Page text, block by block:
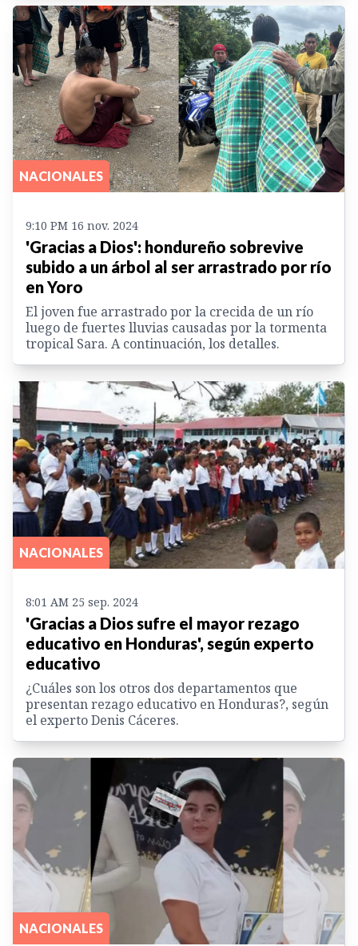
NACIONALES
9:10 PM 16 nov. 2024
'Gracias a Dios': hondureño sobrevive
subido a un árbol al ser arrastrado por río
en Yoro
El joven fue arrastrado por la crecida de un río
luego de fuertes lluvias causadas por la tormenta
tropical Sara. A continuación, los detalles.
NACIONALES
8:01 AM 25 sep. 2024
'Gracias a Dios sufre el mayor rezago
educativo en Honduras', según experto
educativo
¿Cuáles son los otros dos departamentos que
presentan rezago educativo en Honduras?, según
el experto Denis Cáceres.
NACIONALES